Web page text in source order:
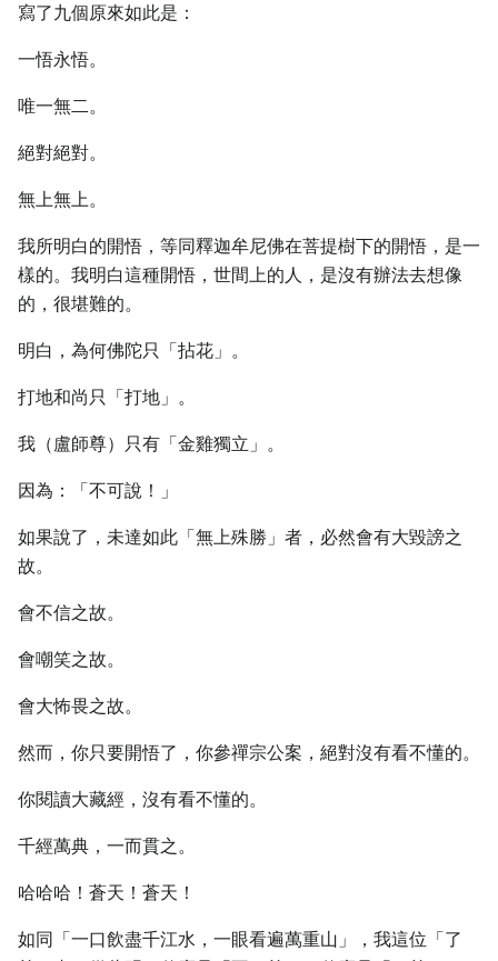
寫了九個原來如此是：
一悟永悟。
唯一無二。
絕對絕對。
無上無上。
我所明白的開悟，等同釋迦牟尼佛在菩提樹下的開悟，是一
樣的。我明白這種開悟，世間上的人，是沒有辦法去想像
的，很堪難的。
明白，為何佛陀只「拈花」。
打地和尚只「打地」。
我（盧師尊）只有「金雞獨立」。
因為：「不可說！」
如果說了，未達如此「無上殊勝」者，必然會有大毀謗之
故。
會不信之故。
會嘲笑之故。
會大怖畏之故。
然而，你只要開悟了，你參禪宗公案，絕對沒有看不懂的。
你閱讀大藏經，沒有看不懂的。
千經萬典，一而貫之。
哈哈哈！蒼天！蒼天！
如同「一口飲盡千江水，一眼看遍萬重山」，我這位「了